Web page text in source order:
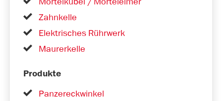
Zahnkelle
Elektrisches Rührwerk
Maurerkelle
Produkte
Panzereckwinkel